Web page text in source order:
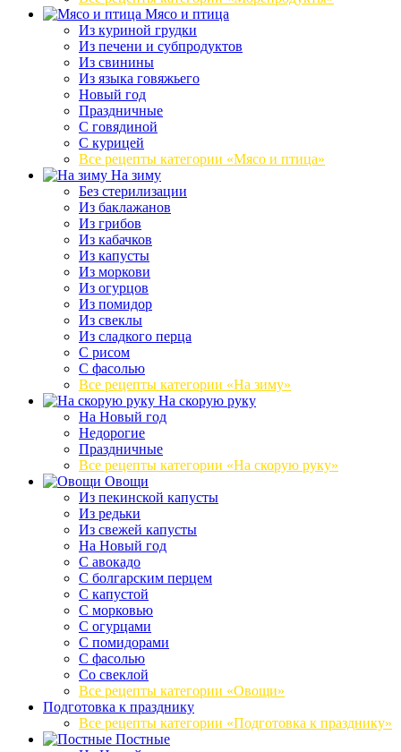
Мясо и птица
Из куриной грудки
Из печени и субпродуктов
Из свинины
Из языка говяжьего
Новый год
Праздничные
С говядиной
С курицей
Все рецепты категории «Мясо и птица»
На зиму
Без стерилизации
Из баклажанов
Из грибов
Из кабачков
Из капусты
Из моркови
Из огурцов
Из помидор
Из свеклы
Из сладкого перца
С рисом
С фасолью
Все рецепты категории «На зиму»
На скорую руку
На Новый год
Недорогие
Праздничные
Все рецепты категории «На скорую руку»
Овощи
Из пекинской капусты
Из редьки
Из свежей капусты
На Новый год
С авокадо
С болгарским перцем
С капустой
С морковью
С огурцами
С помидорами
С фасолью
Со свеклой
Все рецепты категории «Овощи»
Подготовка к празднику
Все рецепты категории «Подготовка к празднику»
Постные